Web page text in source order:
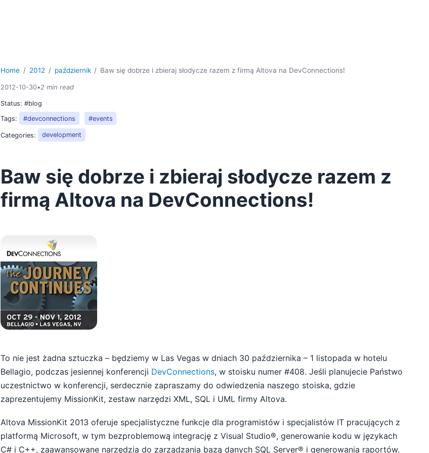
Home 2012 październik Baw się dobrze i zbieraj słodycze razem z firmą Altova na DevConnections!
2012-10-30•2 min read
Status:#blog
Tags:
#devconnections #events
Categories: development
Baw się dobrze i zbieraj słodycze razem z
firmą Altova na DevConnections!
To nie jest żadna sztuczka – będziemy w Las Vegas w dniach 30 października – 1 listopada w hotelu
Bellagio, podczas jesiennej konferencji DevConnections, w stoisku numer #408. Jeśli planujecie Państwo
uczestnictwo w konferencji, serdecznie zapraszamy do odwiedzenia naszego stoiska, gdzie
zaprezentujemy MissionKit, zestaw narzędzi XML, SQL i UML firmy Altova.
Altova MissionKit 2013 oferuje specjalistyczne funkcje dla programistów i specjalistów IT pracujących z
platformą Microsoft, w tym bezproblemową integrację z Visual Studio®, generowanie kodu w językach
C# i C++, zaawansowane narzędzia do zarządzania bazą danych SQL Server® i generowania raportów,